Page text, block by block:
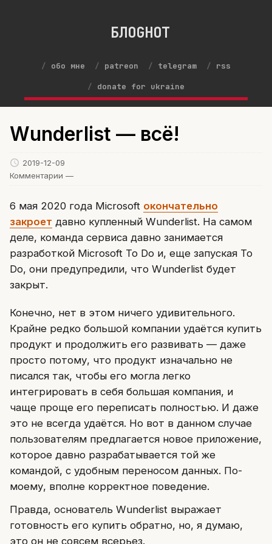
БЛОGНОТ
обо мне patreon telegram
rss
donate for ukraine
Wunderlist — всё!
2019-12-09
Комментарии —
6 мая 2020 года Microsoft окончательно
закроет давно купленный Wunderlist. На самом
деле, команда сервиса давно занимается
разработкой Microsoft To Do и, еще запуская To
Do, они предупредили, что Wunderlist будет
закрыт.
Конечно, нет в этом ничего удивительного.
Крайне редко большой компании удаётся купить
продукт и продолжить его развивать — даже
просто потому, что продукт изначально не
писался так, чтобы его могла легко
интегрировать в себя большая компания, и
чаще проще его переписать полностью. И даже
это не всегда удаётся. Но вот в данном случае
пользователям предлагается новое приложение,
которое давно разрабатывается той же
командой, с удобным переносом данных. По-
моему, вполне корректное поведение.
Правда, основатель Wunderlist выражает
готовность его купить обратно, но, я думаю,
это он не совсем всерьез.